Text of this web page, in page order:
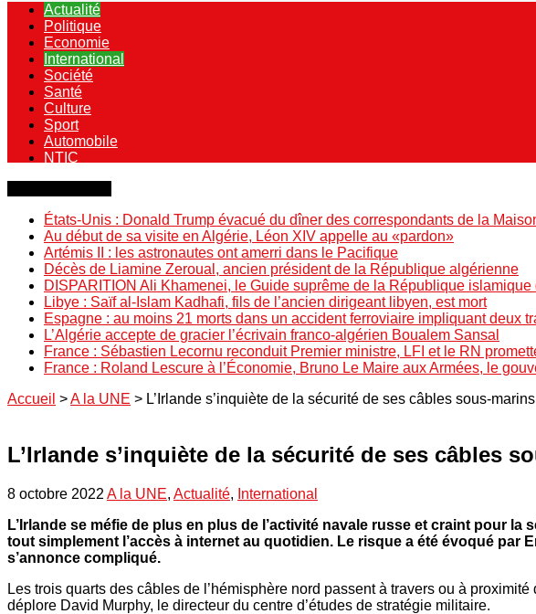
Actualité
Politique
Economie
International
Société
Santé
Culture
Sport
Automobile
NTIC
États-Unis : Donald Trump évacué du dîner des correspondants de la
Au début de sa visite en Algérie, Léon XIV appelle au «pardon»
Artémis II : les astronautes ont amerri dans le Pacifique
Décès de Liamine Zeroual, ancien président de la République algérienne
DISPARITION Ali Khamenei, le Guide suprême de la République islamique
Libye : Saïf al-Islam Kadhafi, fils de l’ancien dirigeant libyen, est mort
Espagne : au moins 21 morts dans un accident ferroviaire impliquant deux
L’Algérie accepte de gracier l’écrivain franco-algérien Boualem Sansal
France : Sébastien Lecornu reconduit Premier ministre, LFI et le RN
France : Roland Lescure à l’Économie, Bruno Le Maire aux Armées, le
Accueil >A la UNE > L’Irlande s’inquiète de la sécurité de ses câbles sous-marins
L’Irlande s’inquiète de la sécurité de ses câbles
8 octobre 2022 A la UNE, Actualité, International
L’Irlande se méfie de plus en plus de l’activité navale russe et craint pour
tout simplement l’accès à internet au quotidien. Le risque a été évoqué par
s’annonce compliqué.
Les trois quarts des câbles de l’hémisphère nord passent à travers ou à
déplore David Murphy, le directeur du centre d’études de stratégie militaire.